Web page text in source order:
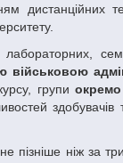
дистанційних
військовою
групи